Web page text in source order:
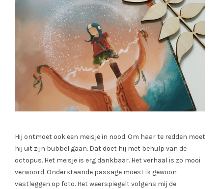
Hij ontmoet ook een meisje in nood. Om haar te redden moet
hij uit zijn bubbel gaan. Dat doet hij met behulp van de
octopus. Het meisje is erg dankbaar. Het verhaal is zo mooi
verwoord. Onderstaande passage moest ik gewoon
vastleggen op foto. Het weerspiegelt volgens mij de